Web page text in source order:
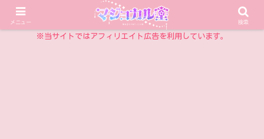
乙女チックアイテム情報サイト
※当サイトではアフィリエイト広告を利用しています。
メニュー 検索